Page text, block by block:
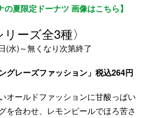
の夏限定ドーナツ 画像はこちら】
リーズ全3種〉
(水)～無くなり次第終了
グレーズファッション」税込264円
オールドファッションに甘酸っぱい
を合わせ、レモンピールでほろ苦さ